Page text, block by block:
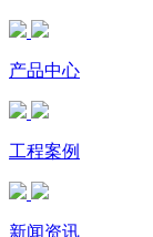
产品中心
工程案例
新闻资讯